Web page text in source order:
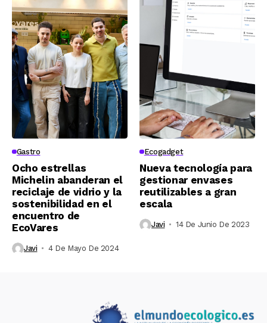
Gastro
Ocho estrellas
Michelin abanderan el
reciclaje de vidrio y la
sostenibilidad en el
encuentro de
EcoVares
Javi 4 De Mayo De 2024
Ecogadget
Nueva tecnología para
gestionar envases
reutilizables a gran
escala
Javi 14 De Junio De 2023